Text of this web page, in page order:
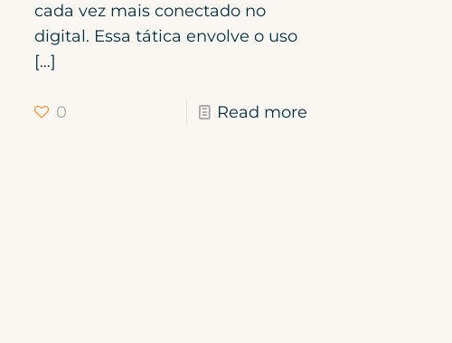
cada vez mais conectado no
digital. Essa tática envolve o uso
[…]
0 Read more